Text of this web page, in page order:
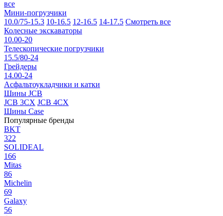
все
Мини-погрузчики
10.0/75-15.3 10-16.5 12-16.5 14-17.5 Смотреть все
Колесные экскаваторы
10.00-20
Телескопические погрузчики
15.5/80-24
Грейдеры
14.00-24
Асфальтоукладчики и катки
Шины JCB
JCB 3CX JCB 4CX
Шины Case
Популярные бренды
BKT
322
SOLIDEAL
166
Mitas
86
Michelin
69
Galaxy
56